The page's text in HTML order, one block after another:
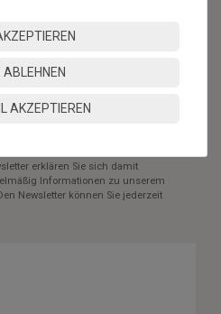
dieDaten­schutz­erklärung
erklären Sie sich damit
Informationen zu unserem
Newsletter können Sie jederzeit
ABLEHNEN
AKZEPTIEREN